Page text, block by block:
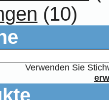
(10)
Verwenden Sie